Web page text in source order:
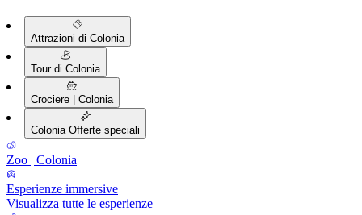
Attrazioni di Colonia
Tour di Colonia
Crociere | Colonia
Colonia Offerte speciali
Zoo | Colonia
Esperienze immersive
Visualizza tutte le esperienze